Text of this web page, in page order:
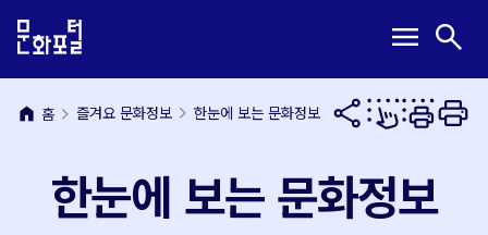
문
내
용
메
뉴
바
메
열
기
menu 검
열
기
search
home 홈 즐겨요 문화정보 한눈에 보는 문화정보
한눈에 보는 문화정보